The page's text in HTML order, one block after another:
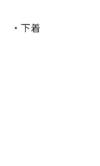
・下着